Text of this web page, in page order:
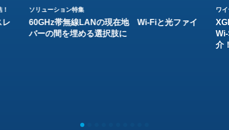
レ
ソリューション特集
60GHz帯無線LANの現在地 Wi-Fiと光ファイ
バーの間を埋める選択肢に
ワ
介